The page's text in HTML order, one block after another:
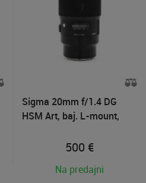
Sigma 20mm f/1.4 DG
HSM Art, baj. L-mount,
500 €
Na predajni